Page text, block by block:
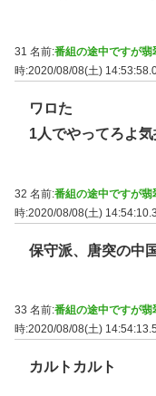
31 名前:番組の途中ですが
時:2020/08/08(土)
ワロた
1人でやってろよ
32 名前:番組の途中ですが
時:2020/08/08(土)
保守派、唐突の中
33 名前:番組の途中ですが
時:2020/08/08(土)
カルトカルト